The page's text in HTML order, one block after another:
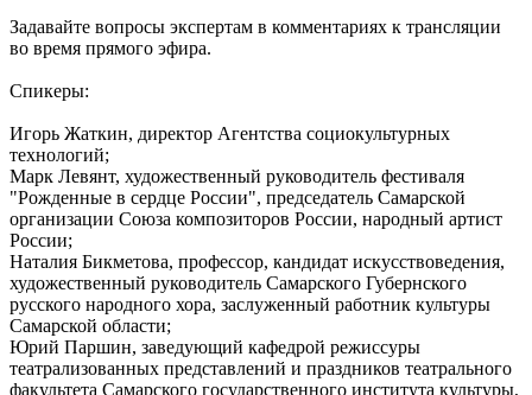
Задавайте вопросы экспертам в комментариях к трансляции
во время прямого эфира.
Спикеры:
Игорь Жаткин, директор Агентства социокультурных
технологий;
Марк Левянт, художественный руководитель фестиваля
"Рожденные в сердце России", председатель Самарской
организации Союза композиторов России, народный артист
России;
Наталия Бикметова, профессор, кандидат искусствоведения,
художественный руководитель Самарского Губернского
русского народного хора, заслуженный работник культуры
Самарской области;
Юрий Паршин, заведующий кафедрой режиссуры
театрализованных представлений и праздников театрального
факультета Самарского государственного института культуры,